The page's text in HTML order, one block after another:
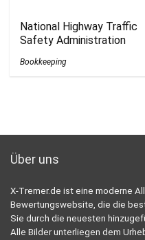
National Highway Traffic
Safety Administration
Bookkeeping
Über uns
X-Tremer.de ist eine moderne
Bewertungswebsite, die die
Sie durch die neuesten
Alle Bilder unterliegen dem